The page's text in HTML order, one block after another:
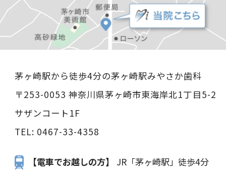
茅ヶ崎駅から徒歩4分の茅ヶ崎駅みやさか歯科
〒253-0053 神奈川県茅ヶ崎市東海岸北1丁目5-2
サザンコート1F
TEL: 0467-33-4358
【電車でお越しの方】 JR「茅ヶ崎駅」徒歩4分